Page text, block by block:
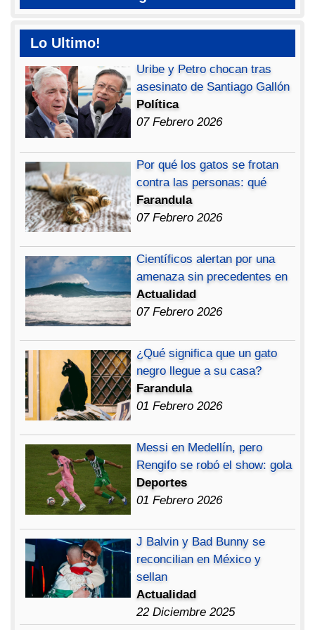
Lo Ultimo!
Uribe y Petro chocan tras
asesinato de Santiago Gallón
Política
07 Febrero 2026
Por qué los gatos se frotan
contra las personas: qué
Farandula
07 Febrero 2026
Científicos alertan por una
amenaza sin precedentes en
Actualidad
07 Febrero 2026
¿Qué significa que un gato
negro llegue a su casa?
Farandula
01 Febrero 2026
Messi en Medellín, pero
Rengifo se robó el show: gola
Deportes
01 Febrero 2026
J Balvin y Bad Bunny se
reconcilian en México y
sellan
Actualidad
22 Diciembre 2025